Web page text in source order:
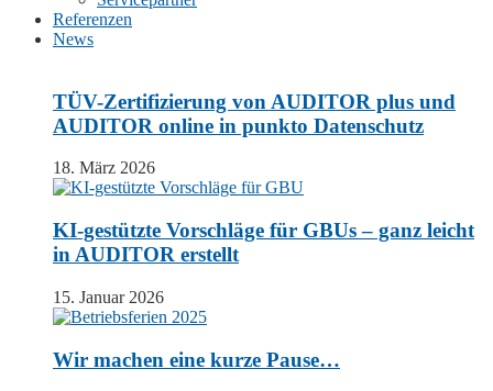
Referenzen
News
TÜV-Zertifizierung von AUDITOR plus und
AUDITOR online in punkto Datenschutz
18. März 2026
KI-gestützte Vorschläge für GBUs – ganz leicht
in AUDITOR erstellt
15. Januar 2026
Wir machen eine kurze Pause…